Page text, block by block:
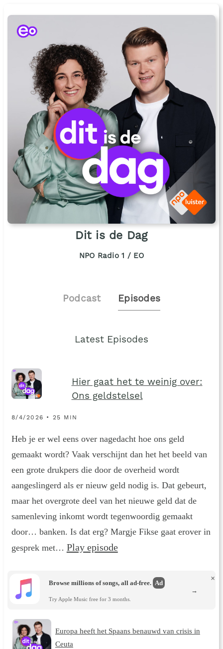
Dit is de Dag
NPO Radio 1 / EO
Podcast Episodes
Latest Episodes
Hier gaat het te weinig over:
Ons geldstelsel
8/4/2026 • 25 MIN
Heb je er wel eens over nagedacht hoe ons geld
gemaakt wordt? Vaak verschijnt dan het het beeld van
een grote drukpers die door de overheid wordt
aangeslingerd als er nieuw geld nodig is. Dat gebeurt,
maar het overgrote deel van het nieuwe geld dat de
samenleving inkomt wordt tegenwoordig gemaakt
door… banken. Is dat erg? Margje Fikse gaat erover in
gesprek met… Play episode
Browse millions of songs, all ad-free. Ad
Try Apple Music free for 3 months.
×
→
Europa heeft het Spaans benauwd van crisis in
Ceuta